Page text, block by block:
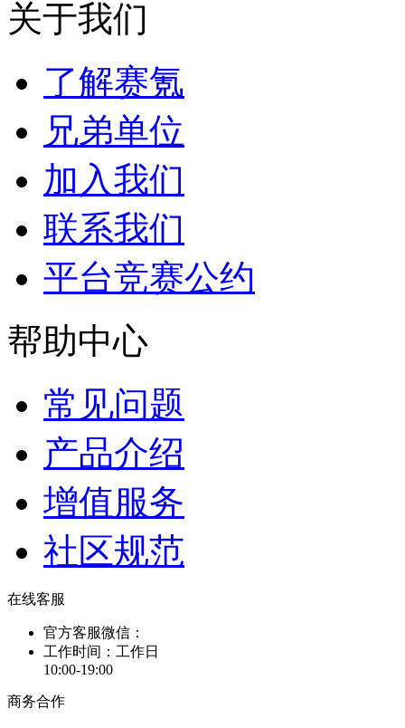
关于我们
了解赛氪
兄弟单位
加入我们
联系我们
平台竞赛公约
帮助中心
常见问题
产品介绍
增值服务
社区规范
在线客服
官方客服微信：
工作时间：工作日
10:00-19:00
商务合作